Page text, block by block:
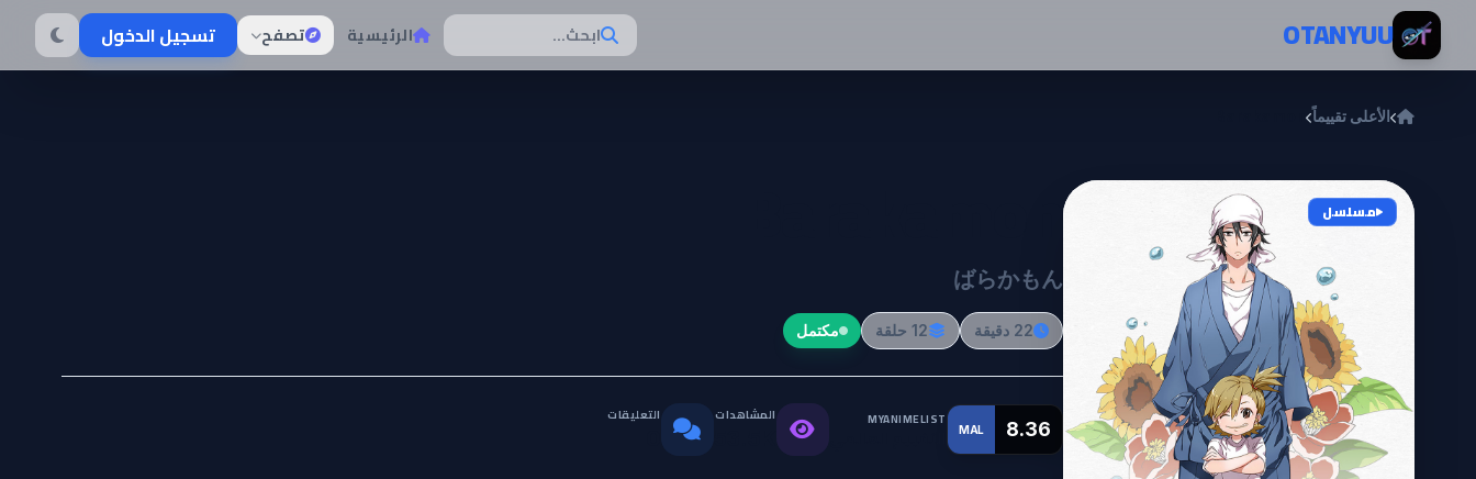
تخطي إلى المحتوىOTANYUU ابحث... الرئيسية تصفح تسجيل الدخول
الأعلى تقييماً
مسلسل
ばらかもん
22 دقيقة 12 حلقة مكتمل
MAL 8.36
MYANIMELIST المشاهدات التعليقات